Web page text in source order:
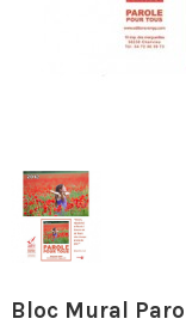
Bloc Mural